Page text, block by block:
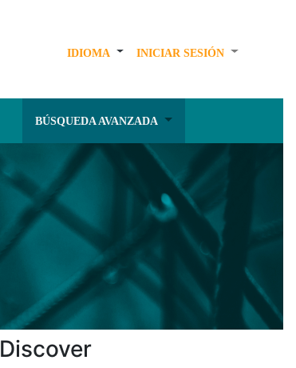
IDIOMA INICIAR SESIÓN
BÚSQUEDA AVANZADA
Discover